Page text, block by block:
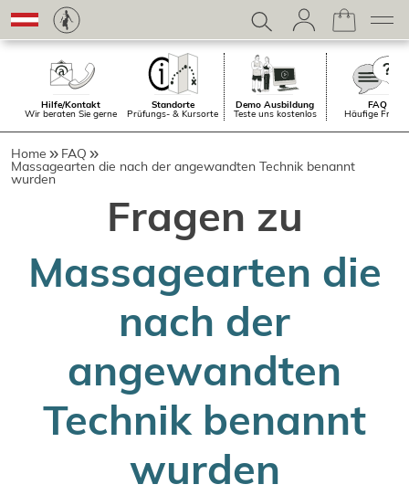
Hilfe/Kontakt
Wir beraten Sie gerne
Standorte
Prüfungs- & Kursorte
Demo Ausbildung
Teste uns kostenlos
FAQ
Häufige
Home FAQ
Massagearten die nach der angewandten Technik benannt
wurden
Fragen zu
Massagearten die
nach der
angewandten
Technik benannt
wurden